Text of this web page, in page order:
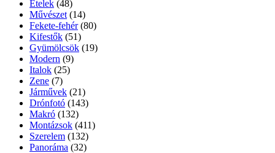
Ételek (48)
Művészet (14)
Fekete-fehér (80)
Kifestők (51)
Gyümölcsök (19)
Modern (9)
Italok (25)
Zene (7)
Járművek (21)
Drónfotó (143)
Makró (132)
Montázsok (411)
Szerelem (132)
Panoráma (32)